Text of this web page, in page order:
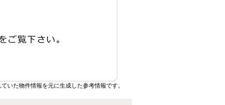
いた物件情報を元に生成した参考情報です。